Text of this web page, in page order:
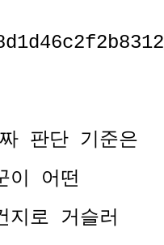
판단 기준은
이 어떤
로 거슬러